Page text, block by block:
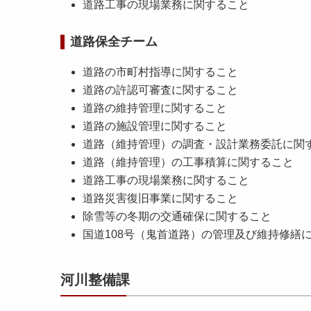
道路工事の現場業務に関すること
道路保全チーム
道路の市町村指導に関すること
道路の許認可審査に関すること
道路の維持管理に関すること
道路の施設管理に関すること
道路（維持管理）の調査・設計業務委託に関
道路（維持管理）の工事積算に関すること
道路工事の現場業務に関すること
道路災害復旧事業に関すること
除雪等の冬期の交通確保に関すること
国道108号（鬼首道路）の管理及び維持修繕
河川整備課